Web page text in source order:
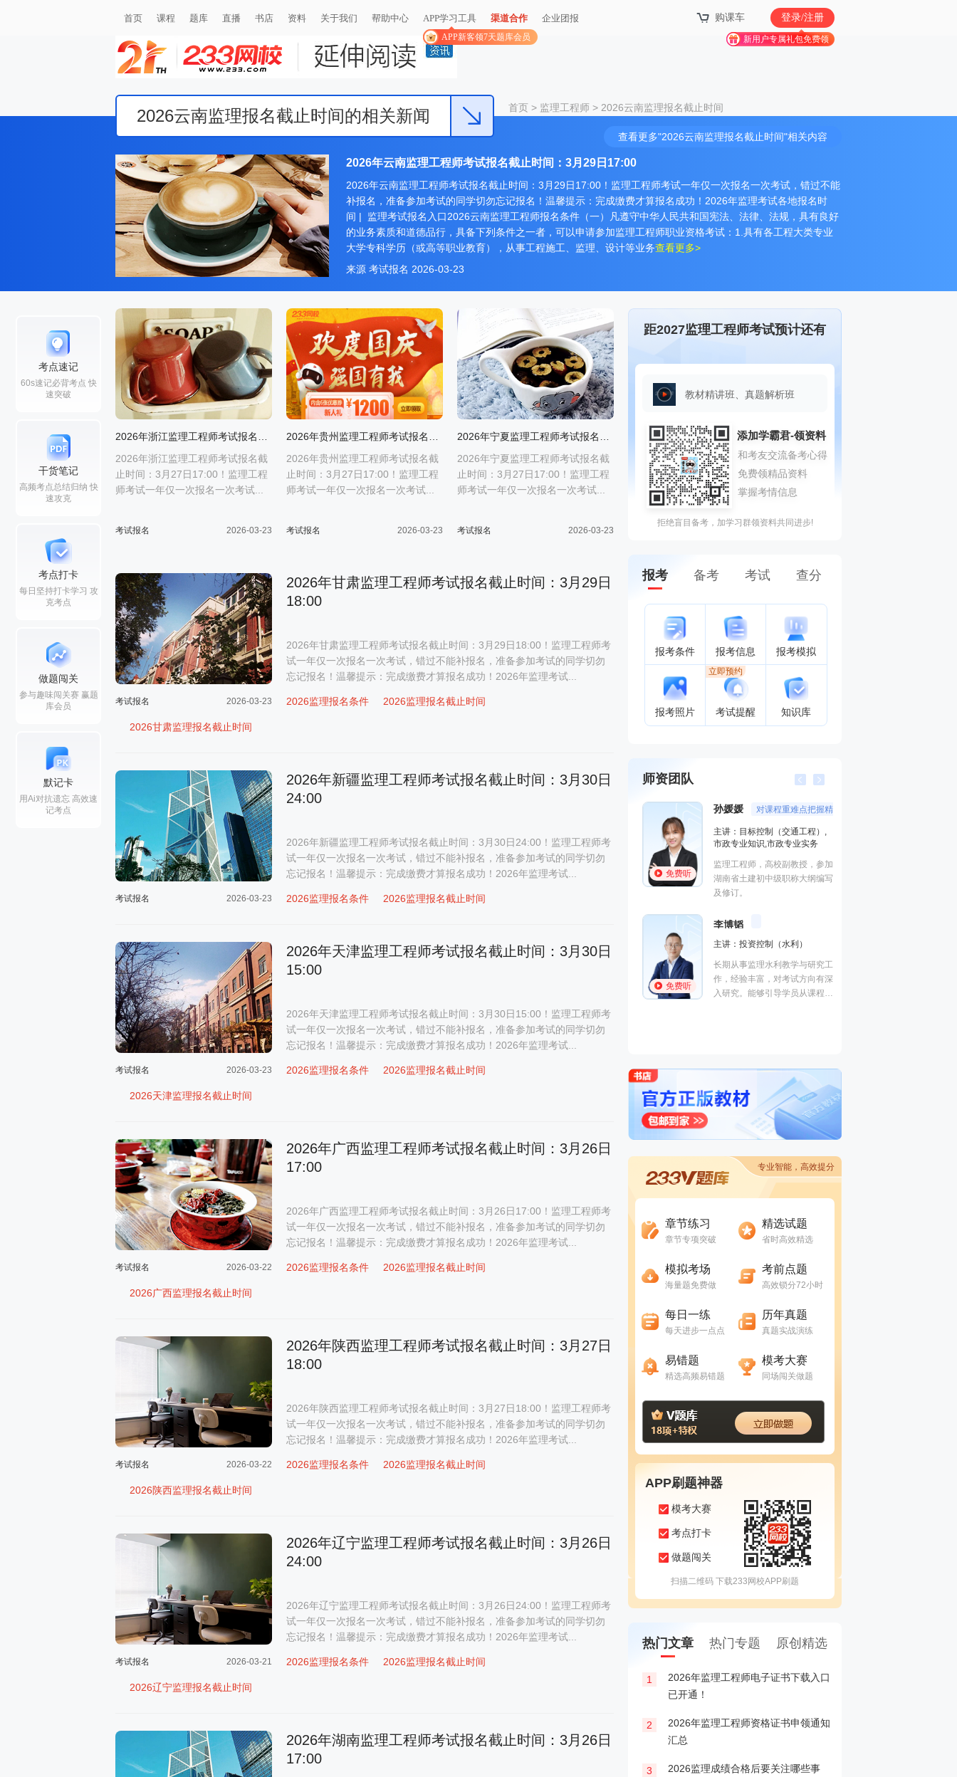
首页 课程 题库 直播 书店 资料 关于我们 帮助中心 APP学习工具
APP新客领7天题库会员
渠道合作 企业团报 购课车 登录/注册
新用户专属礼包免费领
2026云南监理报名截止时间的相关新闻 首页 > 监理工程师 > 2026云南监理报名截止时间
2026年云南监理工程师考试报名截止时间：3月29日17:00
2026年云南监理工程师考试报名截止时间：3月29日17:00！监理工程师考试一年仅一次报名一次考试，错过不能
补报名，准备参加考试的同学切勿忘记报名！温馨提示：完成缴费才算报名成功！2026年监理考试各地报名时
间 | 监理考试报名入口2026云南监理工程师报名条件（一）凡遵守中华人民共和国宪法、法律、法规，具有良好
的业务素质和道德品行，具备下列条件之一者，可以申请参加监理工程师职业资格考试：1.具有各工程大类专业
大学专科学历（或高等职业教育），从事工程施工、监理、设计等业务查看更多>
来源 考试报名 2026-03-23
查看更多"2026云南监理报名截止时间"相关内容
考点速记
60s速记必背考点 快
速突破
干货笔记
高频考点总结归纳 快
速攻克
考点打卡
每日坚持打卡学习 攻
克考点
做题闯关
参与趣味闯关赛 赢题
库会员
默记卡
用Ai对抗遗忘 高效速
记考点
2026年浙江监理工程师考试报名截
止时间：3月27日17:00！监理工程
师考试一年仅一次报名一次考试...
考试报名 2026-03-23
2026年贵州监理工程师考试报名截
止时间：3月27日17:00！监理工程
师考试一年仅一次报名一次考试...
考试报名 2026-03-23
2026年宁夏监理工程师考试报名截
止时间：3月27日17:00！监理工程
师考试一年仅一次报名一次考试...
考试报名 2026-03-23
2026年甘肃监理工程师考试报名截止时间：3月29日
18:00
2026年甘肃监理工程师考试报名截止时间：3月29日18:00！监理工程师考
试一年仅一次报名一次考试，错过不能补报名，准备参加考试的同学切勿
忘记报名！温馨提示：完成缴费才算报名成功！2026年监理考试...
考试报名 2026-03-23 2026监理报名条件 2026监理报名截止时间
2026甘肃监理报名截止时间
2026年新疆监理工程师考试报名截止时间：3月30日
24:00
2026年新疆监理工程师考试报名截止时间：3月30日24:00！监理工程师考
试一年仅一次报名一次考试，错过不能补报名，准备参加考试的同学切勿
忘记报名！温馨提示：完成缴费才算报名成功！2026年监理考试...
考试报名 2026-03-23 2026监理报名条件 2026监理报名截止时间
2026年天津监理工程师考试报名截止时间：3月30日
15:00
2026年天津监理工程师考试报名截止时间：3月30日15:00！监理工程师考
试一年仅一次报名一次考试，错过不能补报名，准备参加考试的同学切勿
忘记报名！温馨提示：完成缴费才算报名成功！2026年监理考试...
考试报名 2026-03-23 2026监理报名条件 2026监理报名截止时间
2026天津监理报名截止时间
2026年广西监理工程师考试报名截止时间：3月26日
17:00
2026年广西监理工程师考试报名截止时间：3月26日17:00！监理工程师考
试一年仅一次报名一次考试，错过不能补报名，准备参加考试的同学切勿
忘记报名！温馨提示：完成缴费才算报名成功！2026年监理考试...
考试报名 2026-03-22 2026监理报名条件 2026监理报名截止时间
2026广西监理报名截止时间
2026年陕西监理工程师考试报名截止时间：3月27日
18:00
2026年陕西监理工程师考试报名截止时间：3月27日18:00！监理工程师考
试一年仅一次报名一次考试，错过不能补报名，准备参加考试的同学切勿
忘记报名！温馨提示：完成缴费才算报名成功！2026年监理考试...
考试报名 2026-03-22 2026监理报名条件 2026监理报名截止时间
2026陕西监理报名截止时间
2026年辽宁监理工程师考试报名截止时间：3月26日
24:00
2026年辽宁监理工程师考试报名截止时间：3月26日24:00！监理工程师考
试一年仅一次报名一次考试，错过不能补报名，准备参加考试的同学切勿
忘记报名！温馨提示：完成缴费才算报名成功！2026年监理考试...
考试报名 2026-03-21 2026监理报名条件 2026监理报名截止时间
2026辽宁监理报名截止时间
2026年湖南监理工程师考试报名截止时间：3月26日
17:00
距2027监理工程师考试预计还有
教材精讲班、真题解析班
拒绝盲目备考，加学习群领资料共同进步!
报考 备考 考试 查分
报考条件 报考信息 报考模拟
报考照片 考试提醒
立即预约
知识库
师资团队
免费听
孙媛媛 对课程重难点把握精准，讲授通俗易懂，受到广大学
主讲：目标控制（交通工程）,
市政专业知识,市政专业实务
监理工程师，高校副教授，参加
湖南省土建初中级职称大纲编写
及修订。
免费听
李博韬
主讲：投资控制（水利）
长期从事监理水利教学与研究工
作，经验丰富，对考试方向有深
入研究。能够引导学员从课程和
专业智能，高效提分
章节练习
章节专项突破
精选试题
省时高效精选
模拟考场
海量题免费做
考前点题
高效锁分72小时
每日一练
每天进步一点点
历年真题
真题实战演练
易错题
精选高频易错题
模考大赛
同场闯关做题
APP刷题神器
模考大赛
考点打卡
做题闯关
扫描二维码 下载233网校APP刷题
热门文章 热门专题 原创精选
1
2026年监理工程师电子证书下载入口
已开通！
2
2026年监理工程师资格证书申领通知
汇总
3
2026监理成绩合格后要关注哪些事